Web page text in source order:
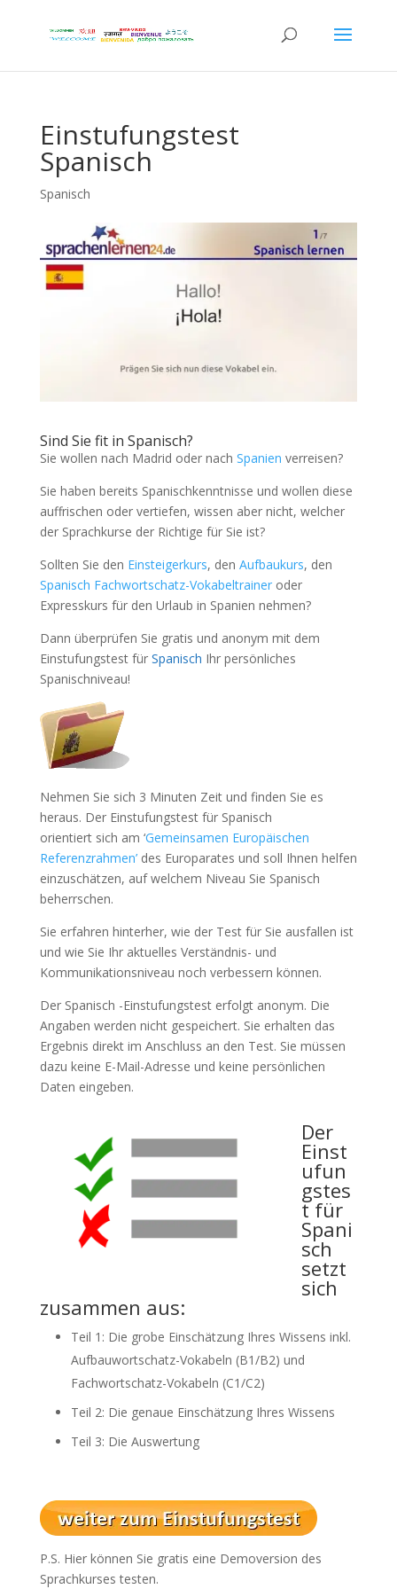
Einstufungstest
Spanisch
Spanisch
Sind Sie fit in Spanisch?
Sie wollen nach Madrid oder nach Spanien verreisen?
Sie haben bereits Spanischkenntnisse und wollen diese
auffrischen oder vertiefen, wissen aber nicht, welcher
der Sprachkurse der Richtige für Sie ist?
Sollten Sie den Einsteigerkurs, den Aufbaukurs, den
Spanisch Fachwortschatz-Vokabeltraineroder
Expresskurs für den Urlaub in Spanien nehmen?
Dann überprüfen Sie gratis und anonym mit dem
Einstufungstest für Spanisch Ihr persönliches
Spanischniveau!
Nehmen Sie sich 3 Minuten Zeit und finden Sie es
heraus. Der Einstufungstest für Spanisch
orientiert sich am ‘Gemeinsamen Europäischen
Referenzrahmen’des Europarates und soll Ihnen helfen
einzuschätzen, auf welchem Niveau Sie Spanisch
beherrschen.
Sie erfahren hinterher, wie der Test für Sie ausfallen ist
und wie Sie Ihr aktuelles Verständnis- und
Kommunikationsniveau noch verbessern können.
Der Spanisch -Einstufungstest erfolgt anonym. Die
Angaben werden nicht gespeichert. Sie erhalten das
Ergebnis direkt im Anschluss an den Test. Sie müssen
dazu keine E-Mail-Adresse und keine persönlichen
Daten eingeben.
Der
Einst
ufun
gstes
t für
Spani
sch
setzt
sich
zusammen aus:
Teil 1: Die grobe Einschätzung Ihres Wissens inkl.
Aufbauwortschatz-Vokabeln (B1/B2) und
Fachwortschatz-Vokabeln (C1/C2)
Teil 2: Die genaue Einschätzung Ihres Wissens
Teil 3: Die Auswertung
P.S. Hier können Sie gratis eine Demoversion des
Sprachkurses testen.